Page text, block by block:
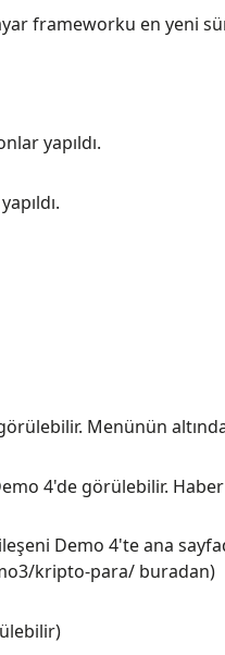
frameworku en yeni
yapıldı.
Menünün
4'de görülebilir. Haber
Demo 4'te ana
kripto-para/ buradan)